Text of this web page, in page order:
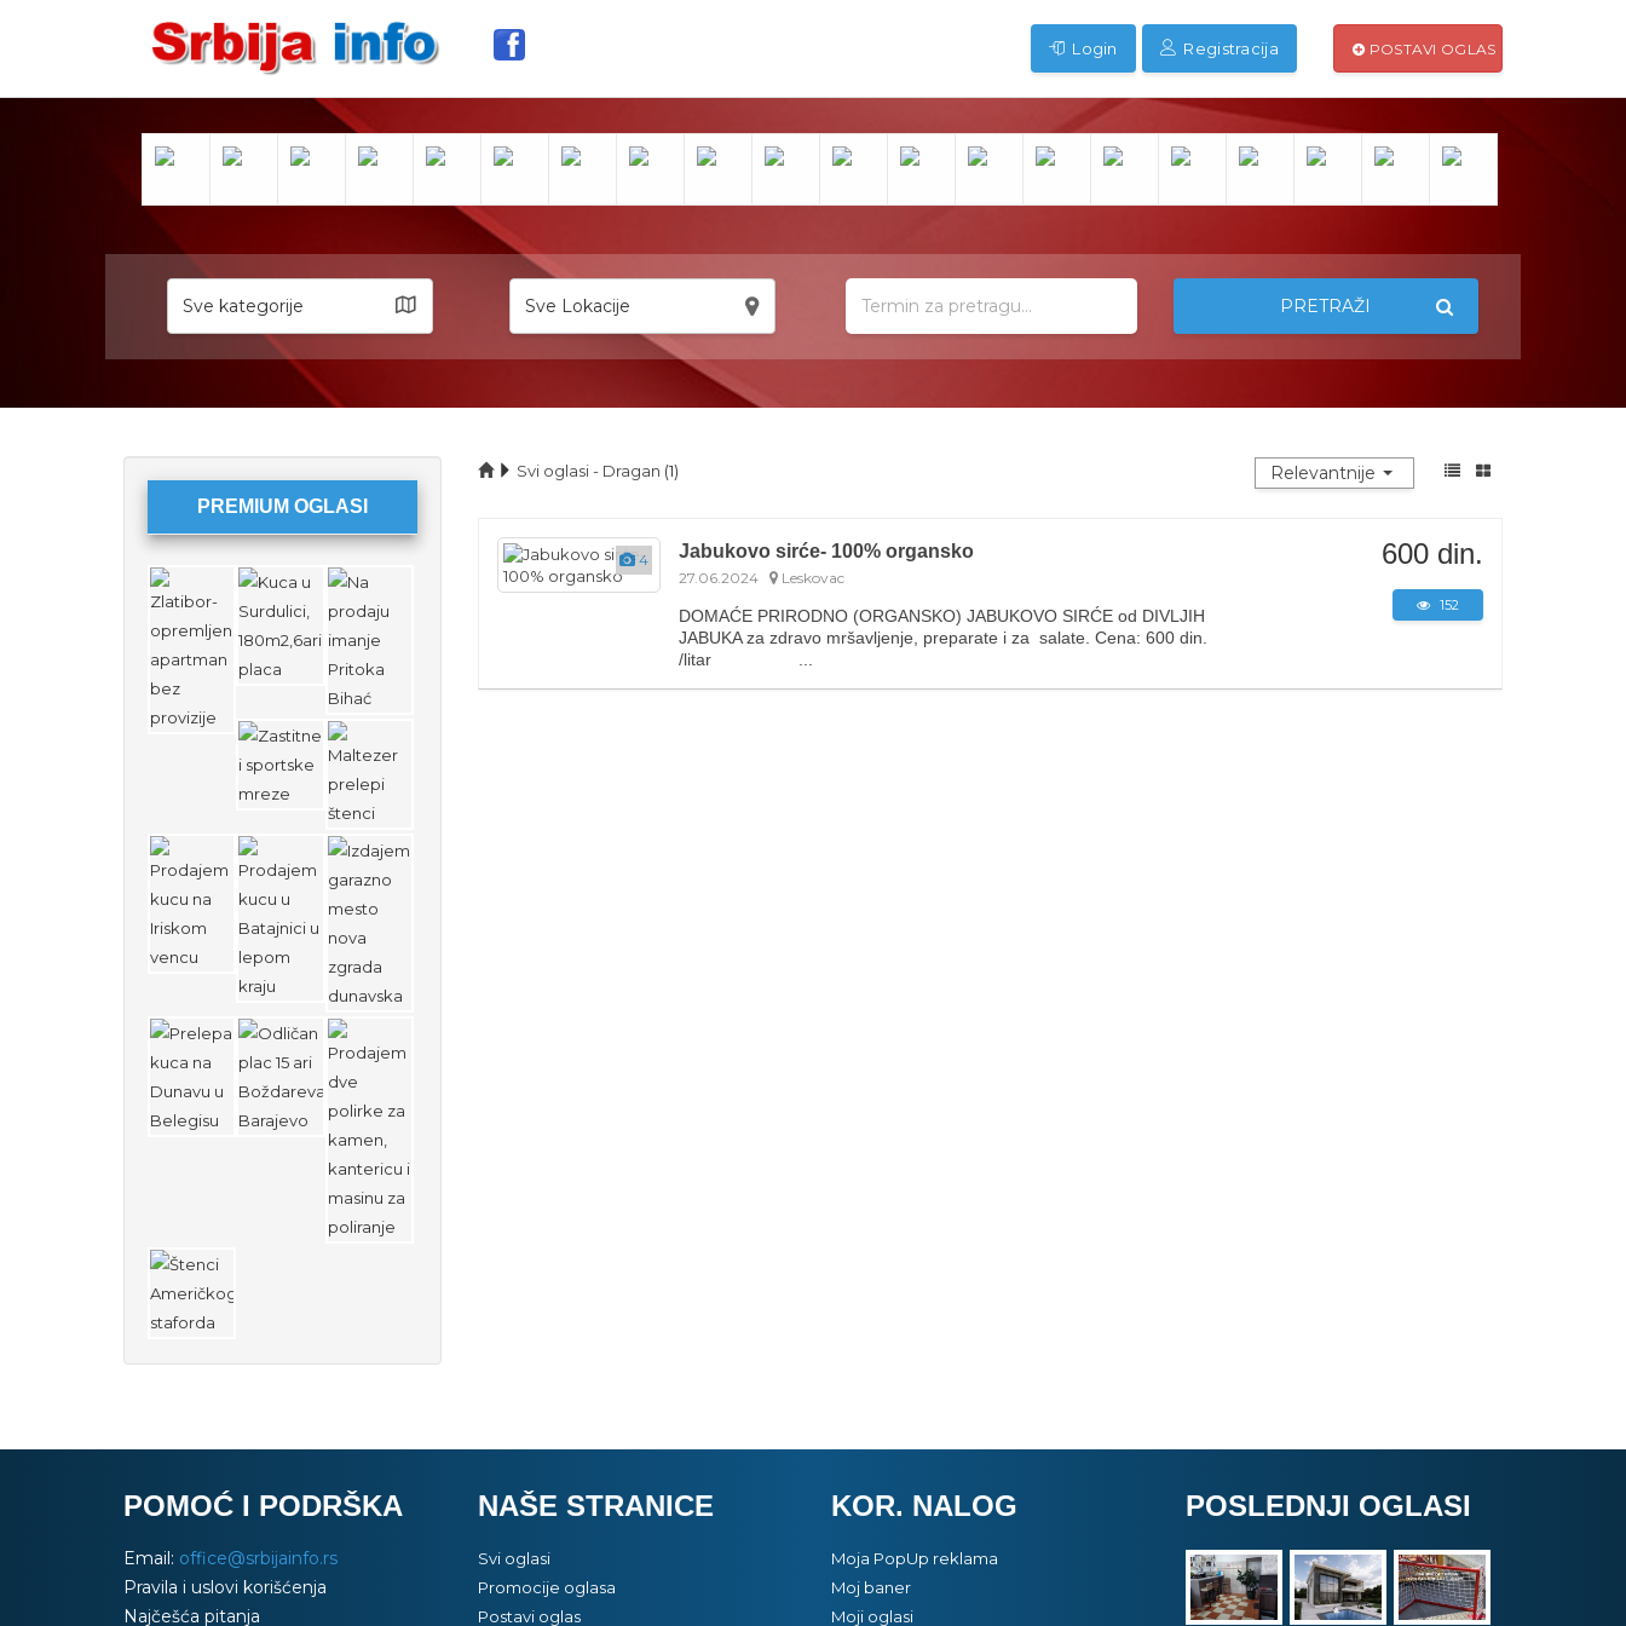
Login Registracija POSTAVI OGLAS
Sve kategorije Sve Lokacije PRETRAŽI
PREMIUM OGLASI
Svi oglasi - Dragan (1) Relevantnije
4 Jabukovo sirće- 100% organsko
27.06.2024 Leskovac
DOMAĆE PRIRODNO (ORGANSKO) JABUKOVO SIRĆE od DIVLJIH
JABUKA za zdravo mršavljenje, preparate i za salate. Cena: 600 din.
/litar ...
600 din.
152
POMOĆ I PODRŠKA
Email: office@srbijainfo.rs
Pravila i uslovi korišćenja
Najčešća pitanja
NAŠE STRANICE
Svi oglasi
Promocije oglasa
Postavi oglas
KOR. NALOG
Moja PopUp reklama
Moj baner
Moji oglasi
POSLEDNJI OGLASI